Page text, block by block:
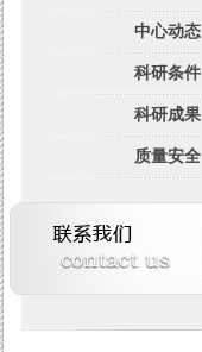
中心动态
科研条件
科研成果
质量安全